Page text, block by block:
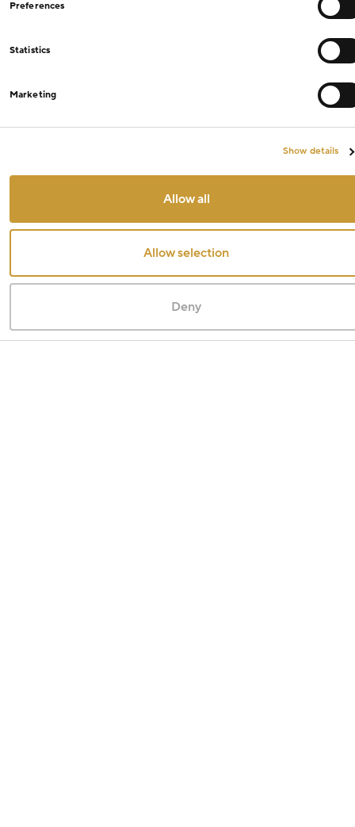
Preferences
Statistics
Marketing
Show details
Allow all
Allow selection
Deny